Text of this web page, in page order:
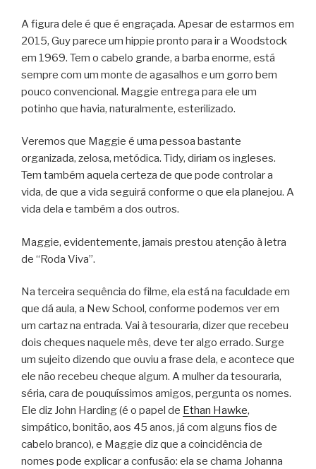
A figura dele é que é engraçada. Apesar de estarmos em
2015, Guy parece um hippie pronto para ir a Woodstock
em 1969. Tem o cabelo grande, a barba enorme, está
sempre com um monte de agasalhos e um gorro bem
pouco convencional. Maggie entrega para ele um
potinho que havia, naturalmente, esterilizado.
Veremos que Maggie é uma pessoa bastante
organizada, zelosa, metódica. Tidy, diriam os ingleses.
Tem também aquela certeza de que pode controlar a
vida, de que a vida seguirá conforme o que ela planejou. A
vida dela e também a dos outros.
Maggie, evidentemente, jamais prestou atenção à letra
de “Roda Viva”.
Na terceira sequência do filme, ela está na faculdade em
que dá aula, a New School, conforme podemos ver em
um cartaz na entrada. Vai à tesouraria, dizer que recebeu
dois cheques naquele mês, deve ter algo errado. Surge
um sujeito dizendo que ouviu a frase dela, e acontece que
ele não recebeu cheque algum. A mulher da tesouraria,
séria, cara de pouquíssimos amigos, pergunta os nomes.
Ele diz John Harding (é o papel de Ethan Hawke,
simpático, bonitão, aos 45 anos, já com alguns fios de
cabelo branco), e Maggie diz que a coincidência de
nomes pode explicar a confusão: ela se chama Johanna